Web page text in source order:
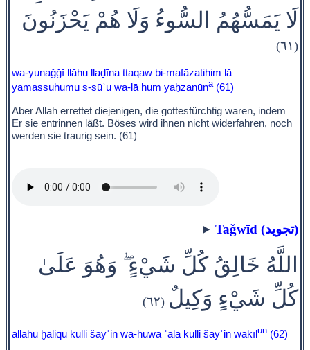
لَا يَمَسُّهُمُ السُّوءُ وَلَا هُمْ يَحْزَنُونَ
(٦١)
wa-yunaǧǧĭ llāhu llaḏīna ttaqaw bi-mafāzatihim lā
yamassuhumu s-sūʾu wa-lā hum yaḥzanūna(61)
Aber Allah errettet diejenigen, die gottesfürchtig waren, indem
Er sie entrinnen läßt. Böses wird ihnen nicht widerfahren, noch
werden sie traurig sein. (61)
Taǧwīd (تجويد)
اللَّهُ خَالِقُ كُلِّ شَيْءٍ ۖ وَهُوَ عَلَىٰ
كُلِّ شَيْءٍ وَكِيلٌ (٦٢)
allāhu ḫāliqu kulli šayʾin wa-huwa ʿalā kulli šayʾin wakīlun (62)